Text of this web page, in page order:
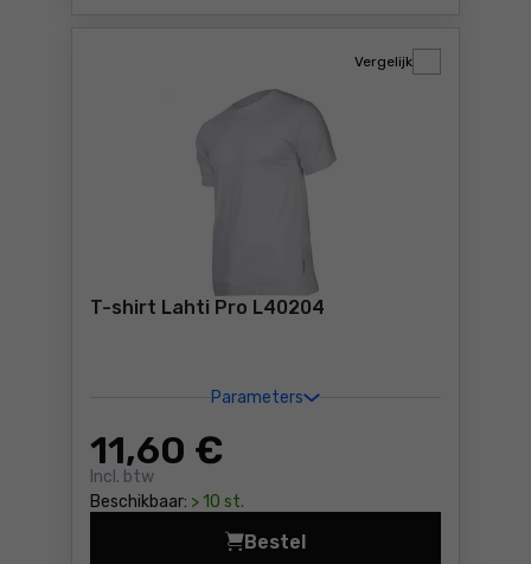
T-shirt Lahti Pro L40204
Parameters
11,60 €
Incl. btw
Beschikbaar: > 10 st.
Vergelijk
Bestel
T-shirt Lahti Pro L40204